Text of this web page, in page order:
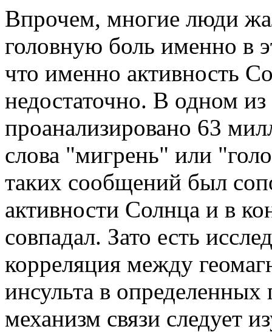
Впрочем, многие люди
головную боль именно в
что именно активность
недостаточно. В одном
проанализировано 63
слова "мигрень" или
таких сообщений был
активности Солнца и в
совпадал. Зато есть
корреляция между
инсульта в
механизм связи следует